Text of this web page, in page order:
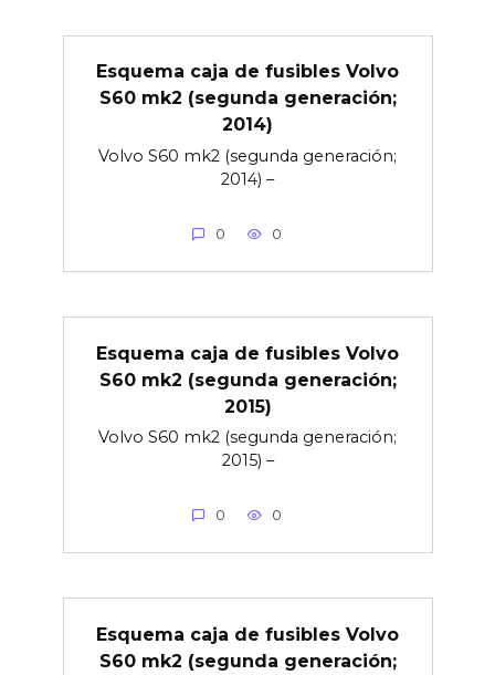
Esquema caja de fusibles Volvo
S60 mk2 (segunda generación;
2014)
Volvo S60 mk2 (segunda generación;
2014) –
0 0
Esquema caja de fusibles Volvo
S60 mk2 (segunda generación;
2015)
Volvo S60 mk2 (segunda generación;
2015) –
0 0
Esquema caja de fusibles Volvo
S60 mk2 (segunda generación;